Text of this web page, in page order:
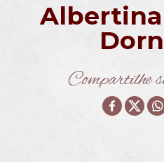
Compartilhe